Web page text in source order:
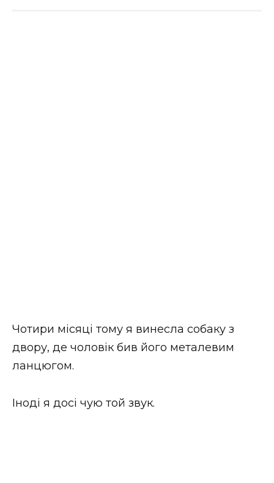
Чотири місяці тому я винесла собаку з
двору, де чоловік бив його металевим
ланцюгом.
Іноді я досі чую той звук.